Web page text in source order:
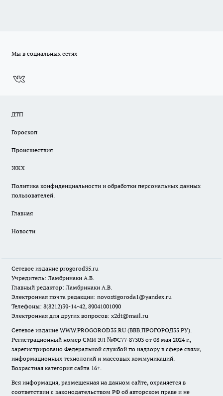
Мы в социальных сетях
ДТП
Гороскоп
Происшествия
ЖКХ
Политика конфиденциальности и обработки персональных данных
пользователей.
Главная
Новости
Сетевое издание progorod35.ru
Учредитель: Ламбринаки А.В.
Главный редактор: Ламбринаки А.В.
Электронная почта редакции: novostigoroda1@yandex.ru
Телефоны: 8(8212)39-14-42, 89041001090
Электронная для других вопросов: x2dt@mail.ru
Сетевое издание WWW.PROGOROD35.RU (ВВВ.ПРОГОРОД35.РУ).
Регистрационный номер СМИ ЭЛ №ФС77-87303 от 08 мая 2024 г.,
зарегистрировано Федеральной службой по надзору в сфере связи,
информационных технологий и массовых коммуникаций.
Возрастная категория сайта 16+.
Вся информация, размещенная на данном сайте, охраняется в
соответствии с законодательством РФ об авторском праве и не